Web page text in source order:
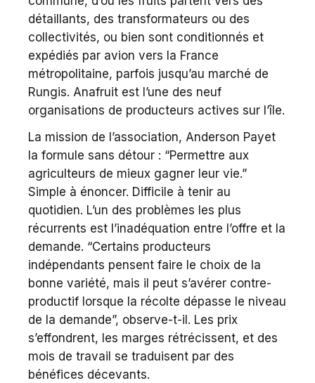
détaillants, des transformateurs ou des
collectivités, ou bien sont conditionnés et
expédiés par avion vers la France
métropolitaine, parfois jusqu’au marché de
Rungis. Anafruit est l’une des neuf
organisations de producteurs actives sur l’île.
La mission de l’association, Anderson Payet
la formule sans détour : “Permettre aux
agriculteurs de mieux gagner leur vie.”
Simple à énoncer. Difficile à tenir au
quotidien. L’un des problèmes les plus
récurrents est l’inadéquation entre l’offre et la
demande. “Certains producteurs
indépendants pensent faire le choix de la
bonne variété, mais il peut s’avérer contre-
productif lorsque la récolte dépasse le niveau
de la demande”, observe-t-il. Les prix
s’effondrent, les marges rétrécissent, et des
mois de travail se traduisent par des
bénéfices décevants.